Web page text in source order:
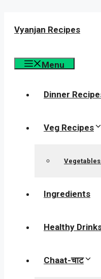
content
Vyanjan Recipes
Menu
Dinner
Veg Recipes
Ingredients
Healthy
Chaat-चाट